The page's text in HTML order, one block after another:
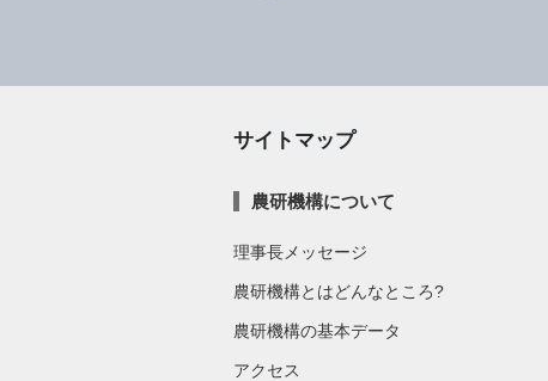
サイトマップ
農研機構について
理事長メッセージ
農研機構とはどんなところ?
農研機構の基本データ
アクセス